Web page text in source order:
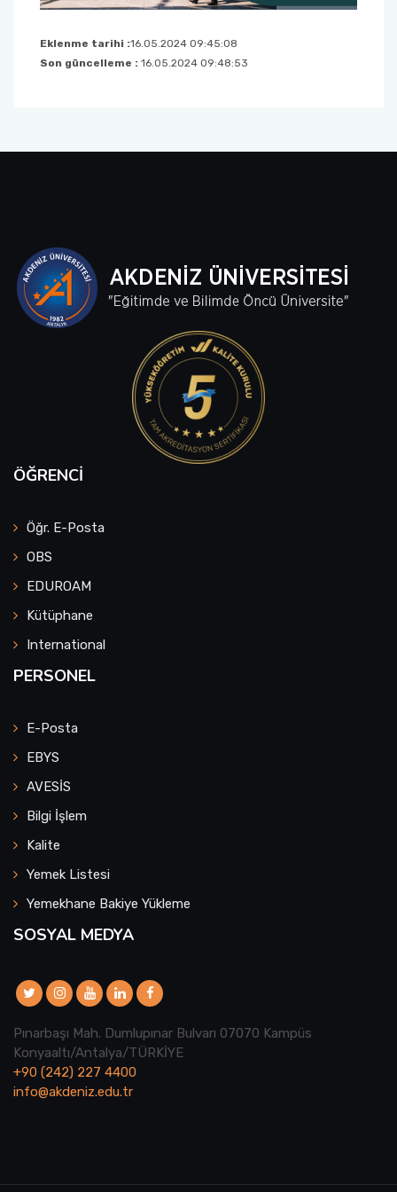
Eklenme tarihi :16.05.2024 09:45:08
Son güncelleme : 16.05.2024 09:48:53
ÖĞRENCI
Öğr. E-Posta
OBS
EDUROAM
Kütüphane
International
PERSONEL
E-Posta
EBYS
AVESİS
Bilgi İşlem
Kalite
Yemek Listesi
Yemekhane Bakiye Yükleme
SOSYAL MEDYA
Pınarbaşı Mah. Dumlupınar Bulvarı 07070 Kampüs
Konyaaltı/Antalya/TÜRKİYE
+90 (242) 227 4400
info@akdeniz.edu.tr
Sağlık Bilimleri Fakültesi
Turizm Fakültesi
Uygulamalı Bilimler Fakültesi